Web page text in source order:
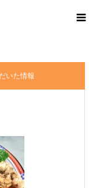
いた情報